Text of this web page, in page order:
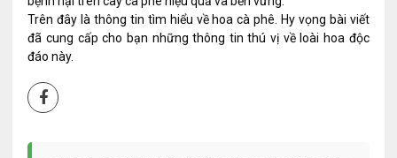
Trên đây là thông tin tìm hiểu về hoa cà phê. Hy vọng bài viết
đã cung cấp cho bạn những thông tin thú vị về loài hoa độc
đáo này.